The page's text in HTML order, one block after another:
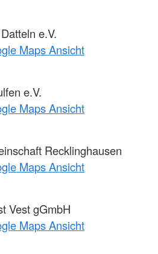
e.V.
Maps Ansicht
e.V.
Maps Ansicht
Recklinghausen
Maps Ansicht
Vest gGmbH
Maps Ansicht